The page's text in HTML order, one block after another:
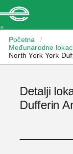
Početna
/
Međunarodne
North York York
Detalji
Dufferin